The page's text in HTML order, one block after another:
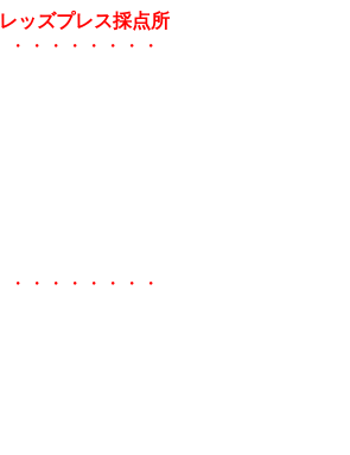
レッズプレス採点所
・・・・・・・・
・・・・・・・・